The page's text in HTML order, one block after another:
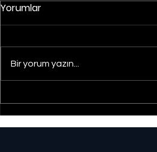
Düzce'de yangın:
Müdahale sürüyor
Yorumlar
Bir yorum yazın...